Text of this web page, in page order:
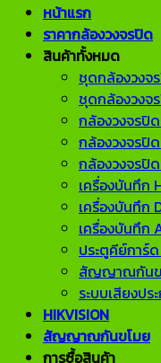
หน้าแรก
ราคากล้องวงจรปิด
สินค้าทั้งหมด
ชุดกล้องวงจ
ชุดกล้องวงจ
กล้องวงจรปิ
กล้องวงจรปิ
กล้องวงจรปิ
เครื่องบันทึก
เครื่องบันทึก
เครื่องบันทึก
ประตูคีย์การ์
สัญญาณกันข
ระบบเสียงปร
HIKVISION
สัญญาณกันขโมย
การซื้อสินค้า